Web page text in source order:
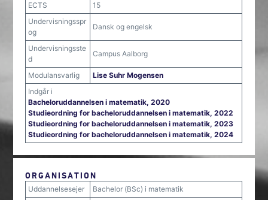
ECTS
15
Undervisningsspr
og
Dansk og engelsk
Undervisningsste
d
Campus Aalborg
Modulansvarlig
Lise Suhr Mogensen
Indgår i
Bacheloruddannelsen i matematik, 2020
Studieordning for bacheloruddannelsen i matematik, 2022
Studieordning for bacheloruddannelsen i matematik, 2023
Studieordning for bacheloruddannelsen i matematik, 2024
ORGANISATION
Uddannelsesejer
Bachelor (BSc) i matematik